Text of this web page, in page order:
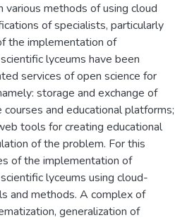
various methods of using cloud
of specialists, particularly
the implementation of
lyceums have been
services of open science for
storage and exchange of
and educational platforms;
tools for creating educational
of the problem. For this
of the implementation of
lyceums using cloud-
and methods. A complex of
generalization of